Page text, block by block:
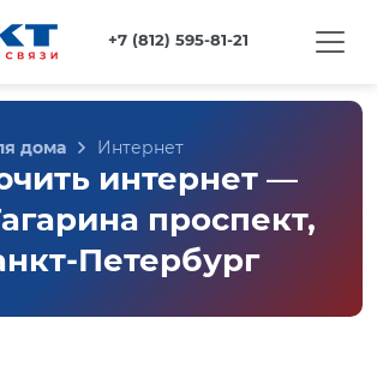
+7 (812) 595-81-21
дома Интернет
интернет —
проспект,
Петербург